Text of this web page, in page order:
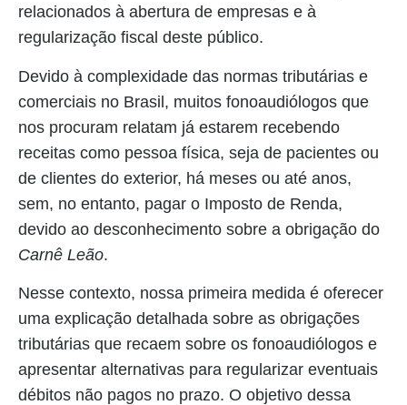
relacionados à abertura de empresas e à
regularização fiscal deste público.
Devido à complexidade das normas tributárias e
comerciais no Brasil, muitos fonoaudiólogos que
nos procuram relatam já estarem recebendo
receitas como pessoa física, seja de pacientes ou
de clientes do exterior, há meses ou até anos,
sem, no entanto, pagar o Imposto de Renda,
devido ao desconhecimento sobre a obrigação do
Carnê Leão.
Nesse contexto, nossa primeira medida é oferecer
uma explicação detalhada sobre as obrigações
tributárias que recaem sobre os fonoaudiólogos e
apresentar alternativas para regularizar eventuais
débitos não pagos no prazo. O objetivo dessa